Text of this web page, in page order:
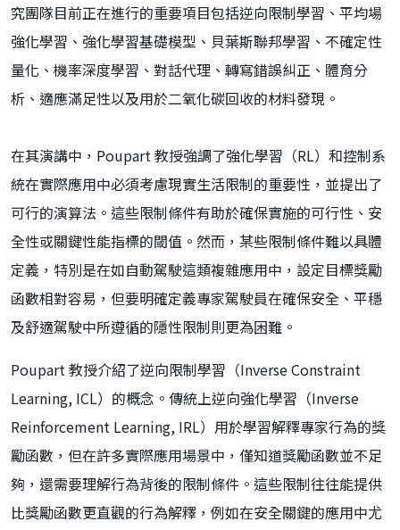
究團隊目前正在進行的重要項目包括逆向限制學習、平均場
強化學習、強化學習基礎模型、貝葉斯聯邦學習、不確定性
量化、機率深度學習、對話代理、轉寫錯誤糾正、體育分
析、適應滿足性以及用於二氧化碳回收的材料發現。
在其演講中，Poupart 教授強調了強化學習（RL）和控制系
統在實際應用中必須考慮現實生活限制的重要性，並提出了
可行的演算法。這些限制條件有助於確保實施的可行性、安
全性或關鍵性能指標的閾值。然而，某些限制條件難以具體
定義，特別是在如自動駕駛這類複雜應用中，設定目標獎勵
函數相對容易，但要明確定義專家駕駛員在確保安全、平穩
及舒適駕駛中所遵循的隱性限制則更為困難。
Poupart 教授介紹了逆向限制學習（Inverse Constraint
Learning, ICL）的概念。傳統上逆向強化學習（Inverse
Reinforcement Learning, IRL）用於學習解釋專家行為的獎
勵函數，但在許多實際應用場景中，僅知道獎勵函數並不足
夠，還需要理解行為背後的限制條件。這些限制往往能提供
比獎勵函數更直觀的行為解釋，例如在安全關鍵的應用中尤